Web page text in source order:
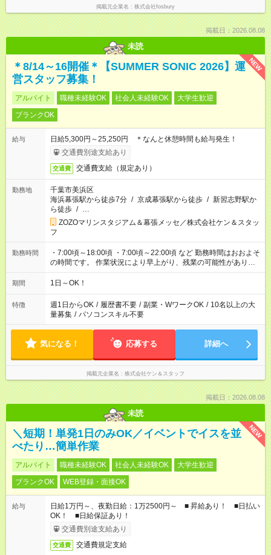
掲載元企業名 株式会社fosbury
掲載日：2026.08.08
未読
NEW
＊8/14～16開催＊【SUMMER SONIC 2026】運
営スタッフ募集！
アルバイト 職種未経験OK 社会人未経験OK
大学生歓迎
ブランクOK
給与
日給5,300円～25,250円 ＊なんと休憩時間も給与発生！
交通費別途支給あり
交通費 交通費支給（規定あり）
勤務地
千葉市美浜区
海浜幕張駅から徒歩7分 / 京成幕張駅から徒歩 / 新習志野駅か
ら徒歩 / …
ZOZOマリンスタジアム＆幕張メッセ／株式会社ケン＆スタッ
フ
勤務時間
・7:00頃～18:00頃 ・7:00頃～22:00頃 など 勤務時間はおおよそ
の時間です。 作業状況により早上がり、残業の可能性がありま
す。
期間 1日～OK！
特徴 週1日からOK / 履歴書不要 / 副業・WワークOK / 10名以上の大
量募集 / パソコンスキル不要
気になる！ 応募する 詳細へ
掲載元企業名 株式会社ケン＆スタッフ
掲載日：2026.08.08
未読
NEW
＼短期！単発1日のみOK／イベントでイスを並
べたり…簡単作業
アルバイト 職種未経験OK 社会人未経験OK
大学生歓迎
ブランクOK
WEB登録・面接OK
給与
日給1万円～、夜勤日給：1万2500円～ ■ 昇給あり！ ■日払い
OK！ ■日給保証あり！
交通費別途支給あり
交通費 交通費規定支給